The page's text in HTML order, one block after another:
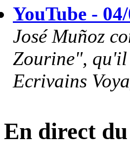
YouTube -
José Muñoz
Zourine", qu'il
Ecrivains
En direct